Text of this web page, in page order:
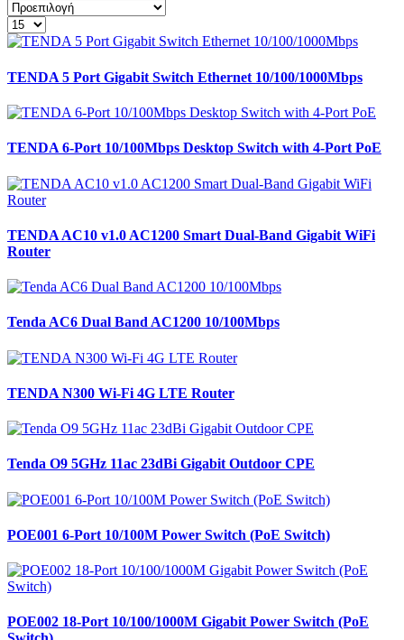
TENDA 5 Port Gigabit Switch Ethernet 10/100/1000Mbps
TENDA 6-Port 10/100Mbps Desktop Switch with 4-Port PoE
TENDA AC10 v1.0 AC1200 Smart Dual-Band Gigabit WiFi
Router
Tenda AC6 Dual Band AC1200 10/100Mbps
TENDA N300 Wi-Fi 4G LTE Router
Tenda O9 5GHz 11ac 23dBi Gigabit Outdoor CPE
POE001 6-Port 10/100M Power Switch (PoE Switch)
POE002 18-Port 10/100/1000M Gigabit Power Switch (PoE